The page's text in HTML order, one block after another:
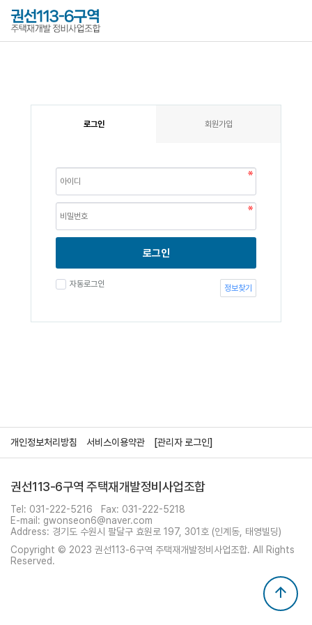
로그인 회원가입
로그인
자동로그인 정보찾기
개인정보처리방침 서비스이용약관 [관리자 로그인]
권선113-6구역 주택재개발정비사업조합
Tel: 031-222-5216
Fax: 031-222-5218
E-mail: gwonseon6@naver.com
Address: 경기도 수원시 팔달구 효원로 197, 301호 (인계동, 태영빌딩)
Copyright © 2023 권선113-6구역 주택재개발정비사업조합. All Rights
Reserved.
arrow_upward